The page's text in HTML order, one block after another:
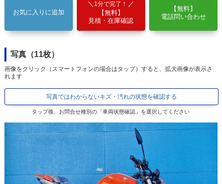
お気に入りに追加
1分で完了！
【無料】
見積・在庫確認
【無料】
電話問い合わせ
写真（11枚）
画像をクリック（スマートフォンの場合はタップ）すると、拡大画像が表示さ
れます
写真ではわからないキズ・汚れの状態を確認する
タップ後、お問合せ種別の「車両状態確認」を選択してください